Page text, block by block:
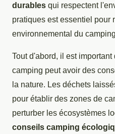
durables qui respectent
pratiques est essentiel pour
environnemental du
Tout d'abord, il est
camping peut avoir des
la nature. Les déchets
pour établir des zones de
perturber les écosystèmes
conseils camping